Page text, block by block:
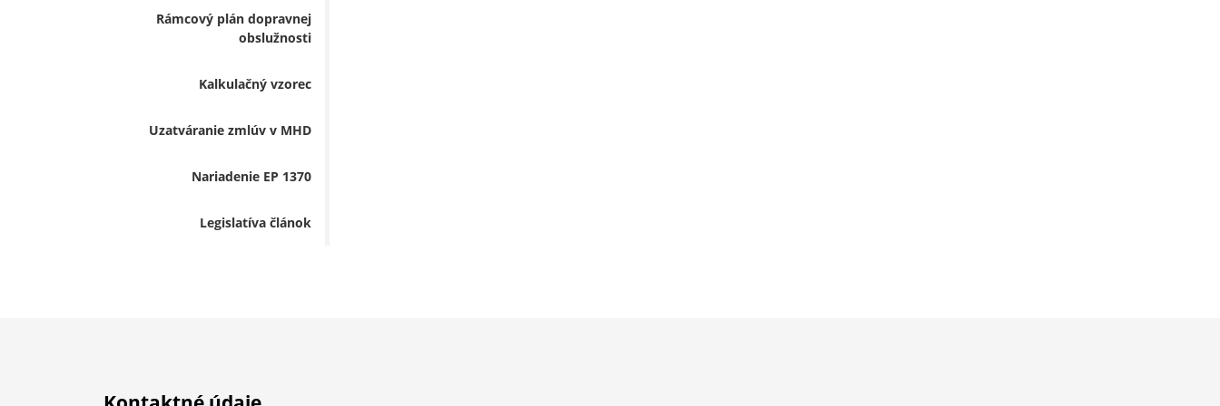
Rámcový plán dopravnej
obslužnosti
Kalkulačný vzorec
Uzatváranie zmlúv v MHD
Nariadenie EP 1370
Legislatíva článok